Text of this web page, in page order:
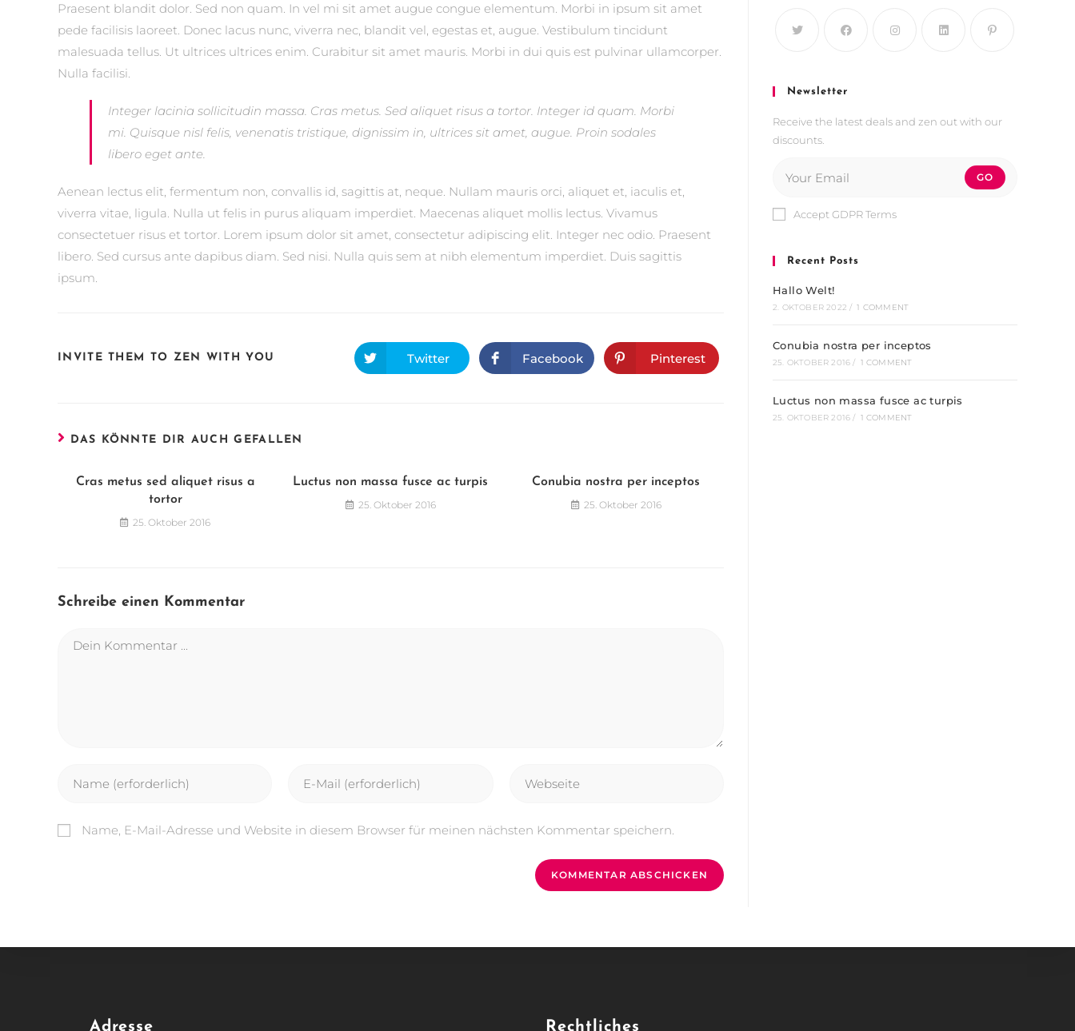
Praesent blandit dolor. Sed non quam. In vel mi sit amet augue congue elementum. Morbi in ipsum sit amet
pede facilisis laoreet. Donec lacus nunc, viverra nec, blandit vel, egestas et, augue. Vestibulum tincidunt
malesuada tellus. Ut ultrices ultrices enim. Curabitur sit amet mauris. Morbi in dui quis est pulvinar ullamcorper.
Nulla facilisi.
Integer lacinia sollicitudin massa. Cras metus. Sed aliquet risus a tortor. Integer id quam. Morbi
mi. Quisque nisl felis, venenatis tristique, dignissim in, ultrices sit amet, augue. Proin sodales
libero eget ante.
Aenean lectus elit, fermentum non, convallis id, sagittis at, neque. Nullam mauris orci, aliquet et, iaculis et,
viverra vitae, ligula. Nulla ut felis in purus aliquam imperdiet. Maecenas aliquet mollis lectus. Vivamus
consectetuer risus et tortor. Lorem ipsum dolor sit amet, consectetur adipiscing elit. Integer nec odio. Praesent
libero. Sed cursus ante dapibus diam. Sed nisi. Nulla quis sem at nibh elementum imperdiet. Duis sagittis
ipsum.
INVITE THEM TO ZEN WITH YOU Twitter Facebook Pinterest
DAS KÖNNTE DIR AUCH GEFALLEN
Cras metus sed aliquet risus a
tortor
25. Oktober 2016
Luctus non massa fusce ac turpis
25. Oktober 2016
Conubia nostra per inceptos
25. Oktober 2016
Schreibe einen Kommentar
Name, E-Mail-Adresse und Website in diesem Browser für meinen nächsten Kommentar speichern.
Newsletter
Receive the latest deals and zen out with our
discounts.
GO
Accept GDPR Terms
Recent Posts
Hallo Welt!
2. OKTOBER 2022 / 1 COMMENT
Conubia nostra per inceptos
25. OKTOBER 2016 / 1 COMMENT
Luctus non massa fusce ac turpis
25. OKTOBER 2016 / 1 COMMENT
Adresse Rechtliches